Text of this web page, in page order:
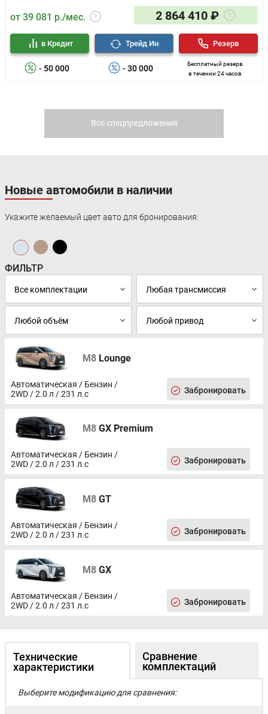
от 39 081 р./мес. 2 864 410 ₽
- 50 000
в Кредит
- 30 000
Трейд Ин
Бесплатный резерв
в течении 24 часов
Резерв
Все спецпредложения
Новые автомобили в наличии
Укажите желаемый цвет авто для бронирования:
ФИЛЬТР
M8 Lounge
Автоматическая / Бензин /
2WD / 2.0 л / 231 л.с
Забронировать
M8 GX Premium
Автоматическая / Бензин /
2WD / 2.0 л / 231 л.с
Забронировать
M8 GT
Автоматическая / Бензин /
2WD / 2.0 л / 231 л.с
Забронировать
M8 GX
Автоматическая / Бензин /
2WD / 2.0 л / 231 л.с
Забронировать
Технические
характеристики
Сравнение
комплектаций
Выберите модификацию для сравнения: